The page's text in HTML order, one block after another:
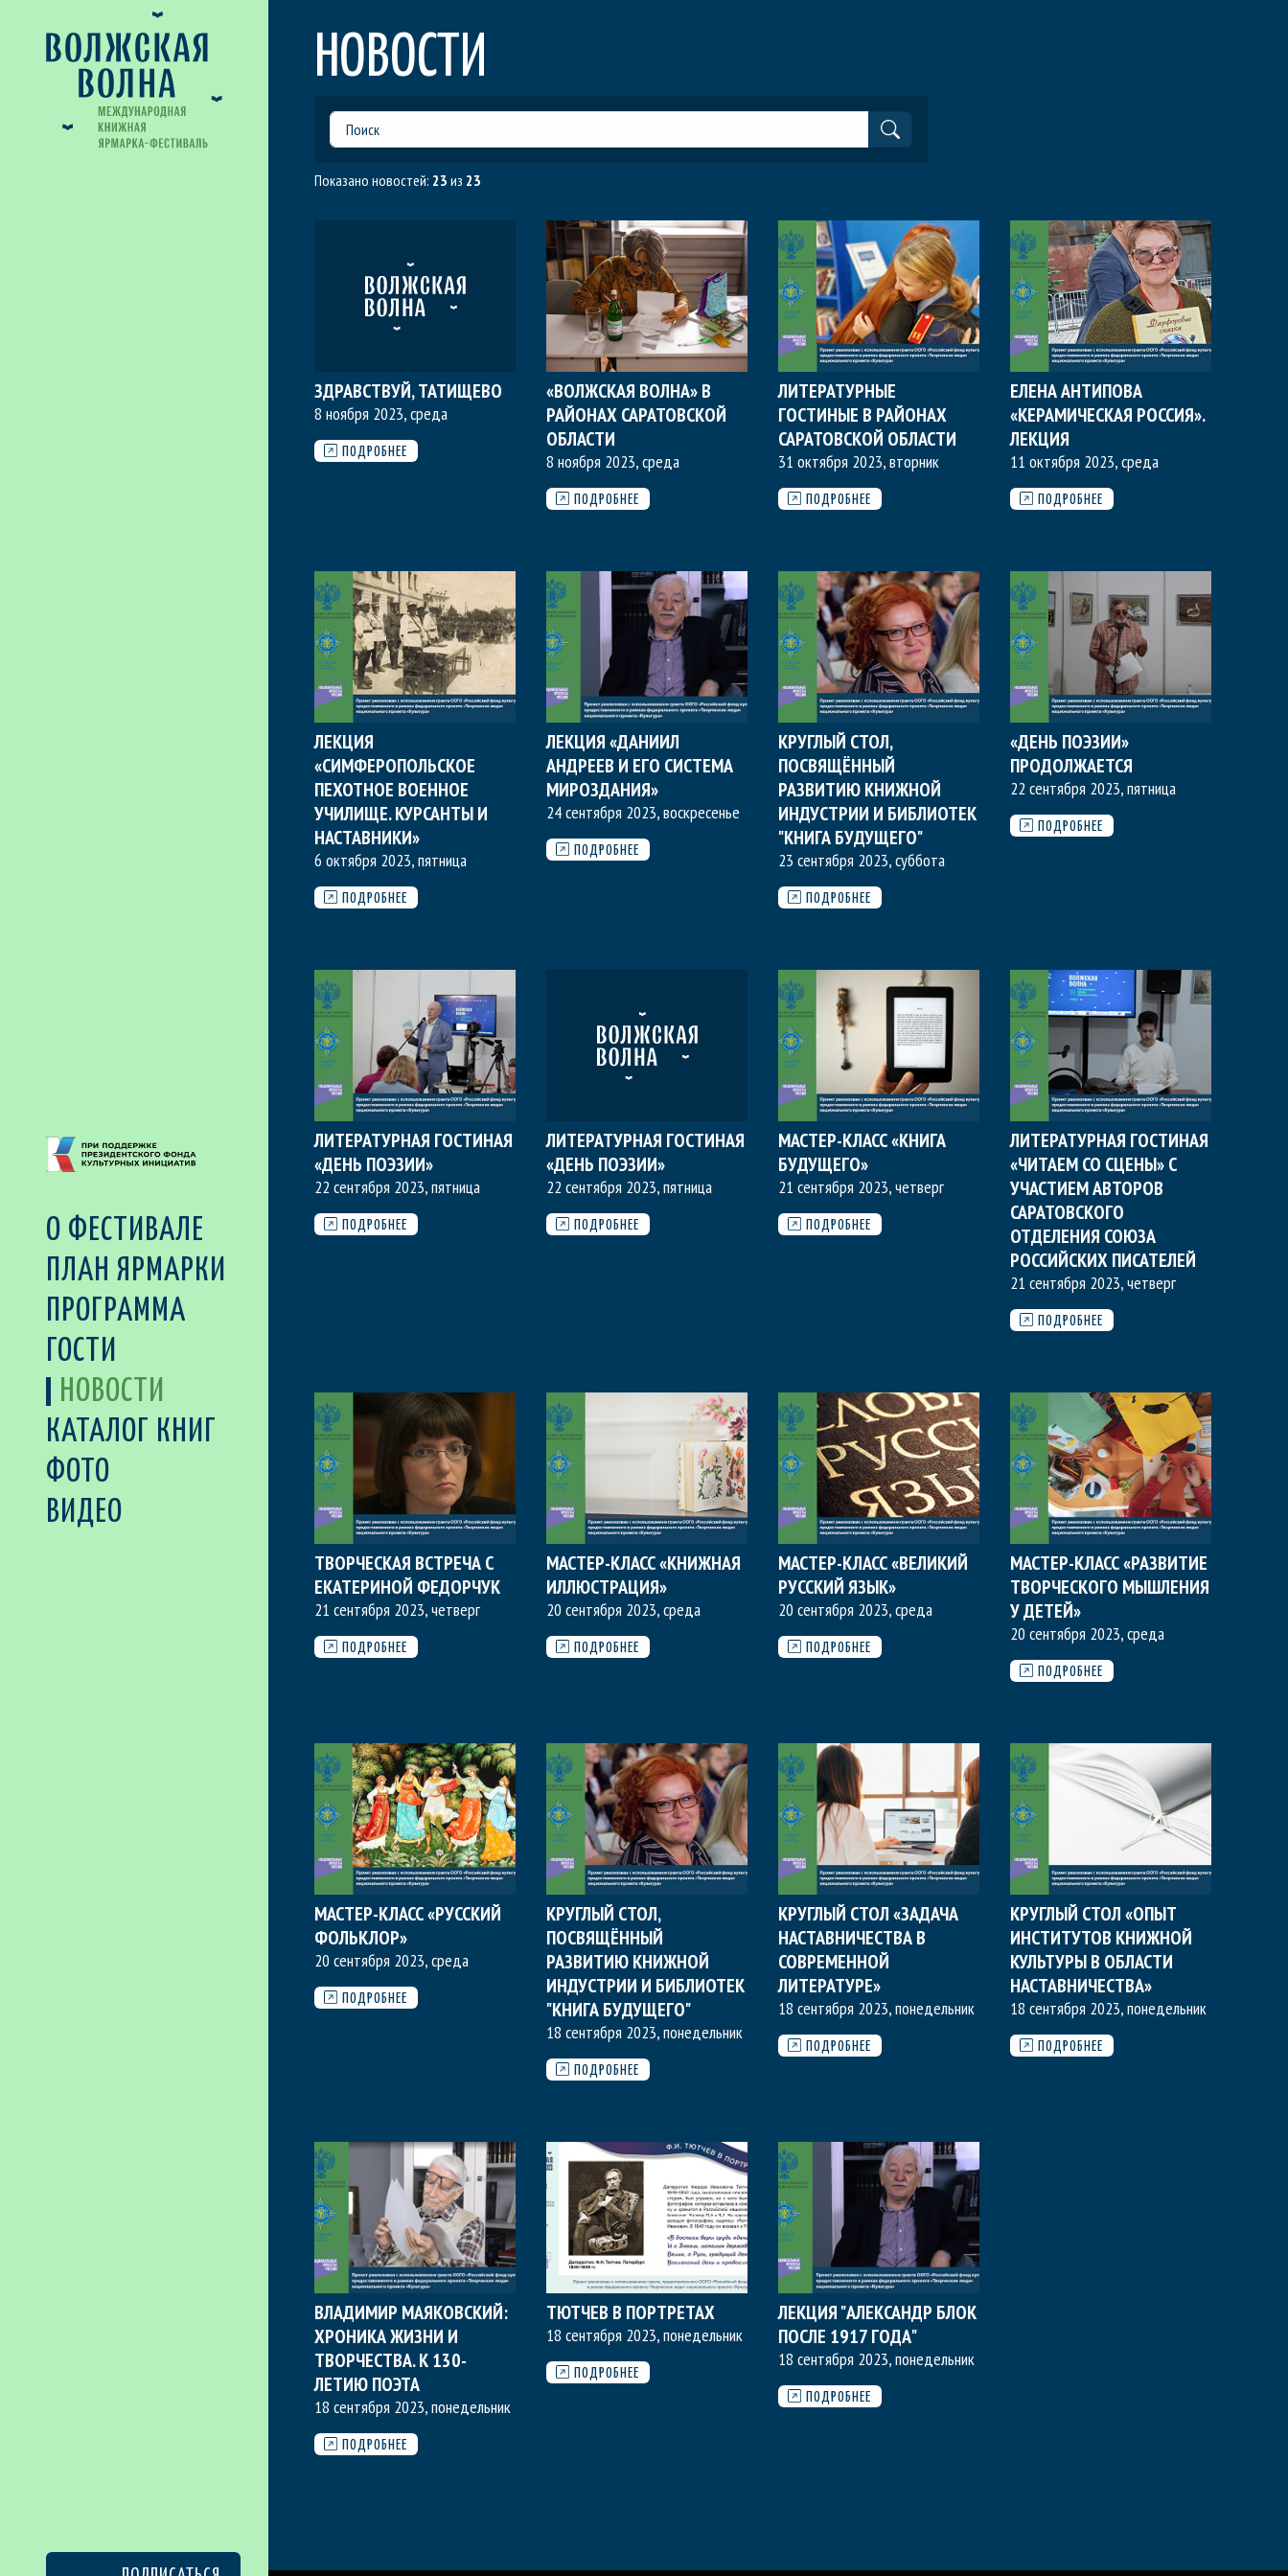
О ФЕСТИВАЛЕ
ПЛАН ЯРМАРКИ
ПРОГРАММА
ГОСТИ
НОВОСТИ
КАТАЛОГ КНИГ
ФОТО
ВИДЕО
НОВОСТИ
Показано новостей: 23 из 23
ЗДРАВСТВУЙ, ТАТИЩЕВО
8 ноября 2023, среда
ПОДРОБНЕЕ
«ВОЛЖСКАЯ ВОЛНА» В
РАЙОНАХ САРАТОВСКОЙ
ОБЛАСТИ
8 ноября 2023, среда
ПОДРОБНЕЕ
ЛИТЕРАТУРНЫЕ
ГОСТИНЫЕ В РАЙОНАХ
САРАТОВСКОЙ ОБЛАСТИ
31 октября 2023, вторник
ПОДРОБНЕЕ
ЕЛЕНА АНТИПОВА
«КЕРАМИЧЕСКАЯ РОССИЯ».
ЛЕКЦИЯ
11 октября 2023, среда
ПОДРОБНЕЕ
ЛЕКЦИЯ
«СИМФЕРОПОЛЬСКОЕ
ПЕХОТНОЕ ВОЕННОЕ
УЧИЛИЩЕ. КУРСАНТЫ И
НАСТАВНИКИ»
6 октября 2023, пятница
ПОДРОБНЕЕ
ЛЕКЦИЯ «ДАНИИЛ
АНДРЕЕВ И ЕГО СИСТЕМА
МИРОЗДАНИЯ»
24 сентября 2023, воскресенье
ПОДРОБНЕЕ
КРУГЛЫЙ СТОЛ,
ПОСВЯЩЁННЫЙ
РАЗВИТИЮ КНИЖНОЙ
ИНДУСТРИИ И БИБЛИОТЕК
"КНИГА БУДУЩЕГО"
23 сентября 2023, суббота
ПОДРОБНЕЕ
«ДЕНЬ ПОЭЗИИ»
ПРОДОЛЖАЕТСЯ
22 сентября 2023, пятница
ПОДРОБНЕЕ
ЛИТЕРАТУРНАЯ ГОСТИНАЯ
«ДЕНЬ ПОЭЗИИ»
22 сентября 2023, пятница
ПОДРОБНЕЕ
ЛИТЕРАТУРНАЯ ГОСТИНАЯ
«ДЕНЬ ПОЭЗИИ»
22 сентября 2023, пятница
ПОДРОБНЕЕ
МАСТЕР-КЛАСС «КНИГА
БУДУЩЕГО»
21 сентября 2023, четверг
ПОДРОБНЕЕ
ЛИТЕРАТУРНАЯ ГОСТИНАЯ
«ЧИТАЕМ СО СЦЕНЫ» С
УЧАСТИЕМ АВТОРОВ
САРАТОВСКОГО
ОТДЕЛЕНИЯ СОЮЗА
РОССИЙСКИХ ПИСАТЕЛЕЙ
21 сентября 2023, четверг
ПОДРОБНЕЕ
ТВОРЧЕСКАЯ ВСТРЕЧА С
ЕКАТЕРИНОЙ ФЕДОРЧУК
21 сентября 2023, четверг
ПОДРОБНЕЕ
МАСТЕР-КЛАСС «КНИЖНАЯ
ИЛЛЮСТРАЦИЯ»
20 сентября 2023, среда
ПОДРОБНЕЕ
МАСТЕР-КЛАСС «ВЕЛИКИЙ
РУССКИЙ ЯЗЫК»
20 сентября 2023, среда
ПОДРОБНЕЕ
МАСТЕР-КЛАСС «РАЗВИТИЕ
ТВОРЧЕСКОГО МЫШЛЕНИЯ
У ДЕТЕЙ»
20 сентября 2023, среда
ПОДРОБНЕЕ
МАСТЕР-КЛАСС «РУССКИЙ
ФОЛЬКЛОР»
20 сентября 2023, среда
ПОДРОБНЕЕ
КРУГЛЫЙ СТОЛ,
ПОСВЯЩЁННЫЙ
РАЗВИТИЮ КНИЖНОЙ
ИНДУСТРИИ И БИБЛИОТЕК
"КНИГА БУДУЩЕГО"
18 сентября 2023, понедельник
ПОДРОБНЕЕ
КРУГЛЫЙ СТОЛ «ЗАДАЧА
НАСТАВНИЧЕСТВА В
СОВРЕМЕННОЙ
ЛИТЕРАТУРЕ»
18 сентября 2023, понедельник
ПОДРОБНЕЕ
КРУГЛЫЙ СТОЛ «ОПЫТ
ИНСТИТУТОВ КНИЖНОЙ
КУЛЬТУРЫ В ОБЛАСТИ
НАСТАВНИЧЕСТВА»
18 сентября 2023, понедельник
ПОДРОБНЕЕ
ВЛАДИМИР МАЯКОВСКИЙ:
ХРОНИКА ЖИЗНИ И
ТВОРЧЕСТВА. К 130-
ЛЕТИЮ ПОЭТА
18 сентября 2023, понедельник
ПОДРОБНЕЕ
ТЮТЧЕВ В ПОРТРЕТАХ
18 сентября 2023, понедельник
ПОДРОБНЕЕ
ЛЕКЦИЯ "АЛЕКСАНДР БЛОК
ПОСЛЕ 1917 ГОДА"
18 сентября 2023, понедельник
ПОДРОБНЕЕ